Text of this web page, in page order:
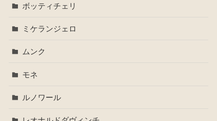
ボッティチェリ
ミケランジェロ
ムンク
モネ
ルノワール